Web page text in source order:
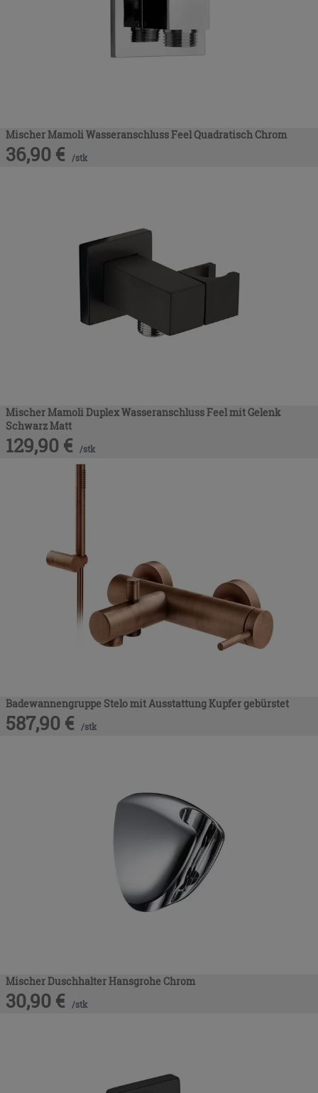
Mischer Mamoli Wasseranschluss Feel Quadratisch Chrom
36,90 € /stk
Mischer Mamoli Duplex Wasseranschluss Feel mit Gelenk
Schwarz Matt
129,90 € /stk
Badewannengruppe Stelo mit Ausstattung Kupfer gebürstet
587,90 € /stk
Mischer Duschhalter Hansgrohe Chrom
30,90 € /stk